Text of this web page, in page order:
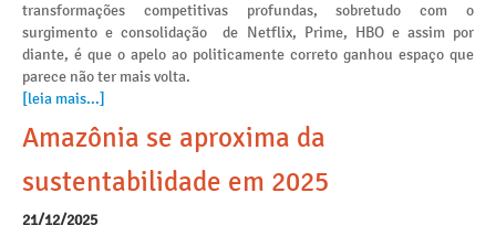
transformações competitivas profundas, sobretudo com o
surgimento e consolidação de Netflix, Prime, HBO e assim por
diante, é que o apelo ao politicamente correto ganhou espaço que
parece não ter mais volta.
[leia mais...]
Amazônia se aproxima da
sustentabilidade em 2025
21/12/2025